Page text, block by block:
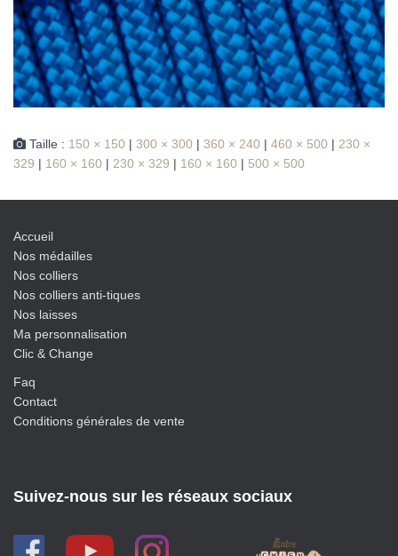
Taille : 150 × 150 | 300 × 300 | 360 × 240 | 460 × 500 | 230 ×
329 | 160 × 160 | 230 × 329 | 160 × 160 | 500 × 500
Accueil
Nos médailles
Nos colliers
Nos colliers anti-tiques
Nos laisses
Ma personnalisation
Clic & Change
Faq
Contact
Conditions générales de vente
Suivez-nous sur les réseaux sociaux